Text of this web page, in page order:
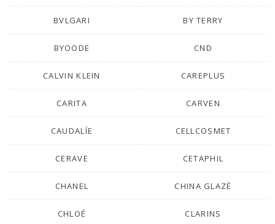
BVLGARI BY TERRY
BYOODE CND
CALVIN KLEIN CAREPLUS
CARITA CARVEN
CAUDALÍE CELLCOSMET
CERAVE CETAPHIL
CHANEL CHINA GLAZÉ
CHLOÉ CLARINS